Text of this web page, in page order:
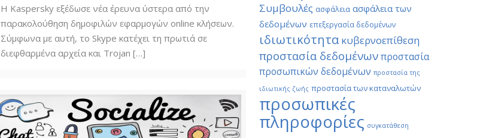
Η Kaspersky εξέδωσε νέα έρευνα ύστερα από την
παρακολούθηση δημοφιλών εφαρμογών online κλήσεων.
Σύμφωνα με αυτή, το Skype κατέχει τη πρωτιά σε
διεφθαρμένα αρχεία και Trojan […]
Συμβουλές ασφάλεια ασφάλεια των
δεδομένων επεξεργασία δεδομένων
ιδιωτικότητα κυβερνοεπίθεση
προστασία δεδομένωνπροστασία
προσωπικών δεδομένων προστασία της
ιδιωτικής ζωής προστασία των καταναλωτών
προσωπικές
πληροφορίες συγκατάθεση